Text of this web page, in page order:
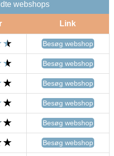
webshops
Link
Besøg webshop
Besøg webshop
Besøg webshop
Besøg webshop
Besøg webshop
Besøg webshop